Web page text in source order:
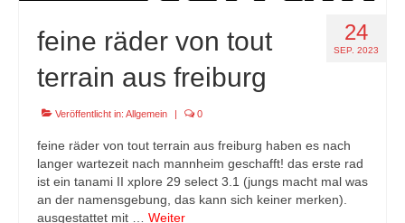
24
SEP. 2023
feine räder von tout
terrain aus freiburg
Veröffentlicht in: Allgemein 0
feine räder von tout terrain aus freiburg haben es nach
langer wartezeit nach mannheim geschafft! das erste rad
ist ein tanami II xplore 29 select 3.1 (jungs macht mal was
an der namensgebung, das kann sich keiner merken).
ausgestattet mit … Weiter